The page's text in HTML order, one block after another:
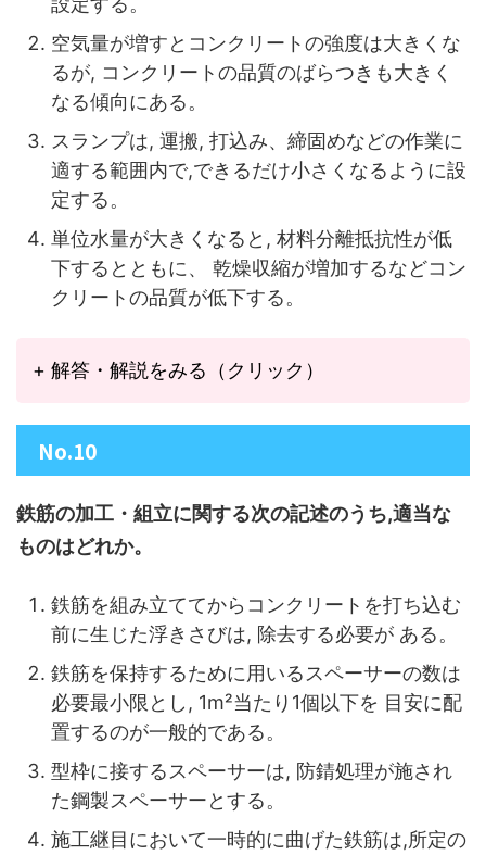
空気量が増すとコンクリートの強度は大きくな
るが, コンクリートの品質のばらつきも大きく
なる傾向にある。
スランプは, 運搬, 打込み、締固めなどの作業に
適する範囲内で,できるだけ小さくなるように設
定する。
単位水量が大きくなると, 材料分離抵抗性が低
下するとともに、 乾燥収縮が増加するなどコン
クリートの品質が低下する。
+ 解答・解説をみる（クリック）
No.10
鉄筋の加工・組立に関する次の記述のうち,適当な
ものはどれか。
鉄筋を組み立ててからコンクリートを打ち込む
前に生じた浮きさびは, 除去する必要が ある。
鉄筋を保持するために用いるスペーサーの数は
必要最小限とし, 1m²当たり1個以下を 目安に配
置するのが一般的である。
型枠に接するスペーサーは, 防錆処理が施され
た鋼製スペーサーとする。
施工継目において一時的に曲げた鉄筋は,所定の